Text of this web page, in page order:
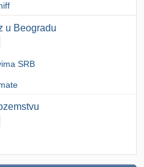
u Beogradu
SRB